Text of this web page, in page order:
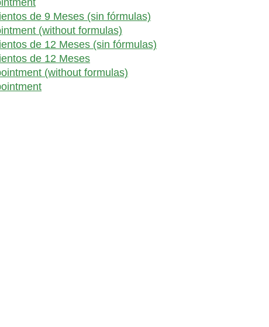
de 9 Meses (sin fórmulas)
(without formulas)
de 12 Meses (sin fórmulas)
de 12 Meses
(without formulas)